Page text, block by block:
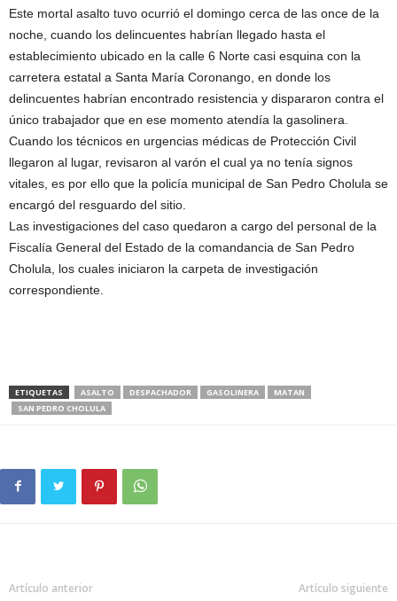
Este mortal asalto tuvo ocurrió el domingo cerca de las once de la
noche, cuando los delincuentes habrían llegado hasta el
establecimiento ubicado en la calle 6 Norte casi esquina con la
carretera estatal a Santa María Coronango, en donde los
delincuentes habrían encontrado resistencia y dispararon contra el
único trabajador que en ese momento atendía la gasolinera.
Cuando los técnicos en urgencias médicas de Protección Civil
llegaron al lugar, revisaron al varón el cual ya no tenía signos
vitales, es por ello que la policía municipal de San Pedro Cholula se
encargó del resguardo del sitio.
Las investigaciones del caso quedaron a cargo del personal de la
Fiscalía General del Estado de la comandancia de San Pedro
Cholula, los cuales iniciaron la carpeta de investigación
correspondiente.
ETIQUETAS ASALTO DESPACHADOR GASOLINERA
MATAN
SAN PEDRO CHOLULA
Artículo anterior Artículo siguiente